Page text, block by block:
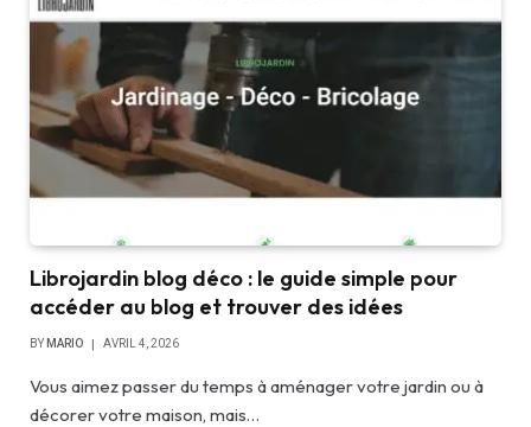
Librojardin blog déco : le guide simple pour
accéder au blog et trouver des idées
BY MARIO AVRIL 4, 2026
Vous aimez passer du temps à aménager votre jardin ou à
décorer votre maison, mais…